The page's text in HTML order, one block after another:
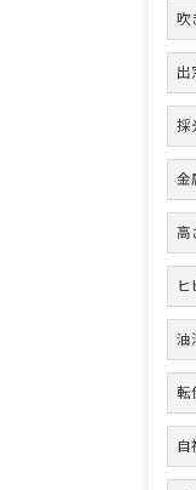
吹
出
採
金
高
ヒ
油
転
自